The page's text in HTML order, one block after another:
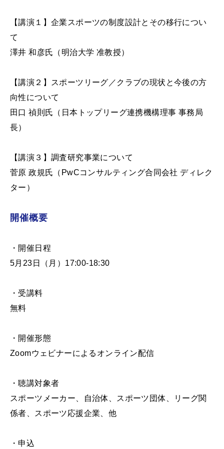
【講演１】企業スポーツの制度設計とその移行につい
て
澤井 和彦氏（明治大学 准教授）
【講演２】スポーツリーグ／クラブの現状と今後の方
向性について
田口 禎則氏（日本トップリーグ連携機構理事 事務局
長）
​​​​​【講演３】調査研究事業について
菅原 政規氏（PwCコンサルティング合同会社 ディレク
ター）
開催概要
・開催日程
5月23日（月）17:00-18:30
・受講料
無料
・開催形態
Zoomウェビナーによるオンライン配信
・聴講対象者
スポーツメーカー、自治体、スポーツ団体、リーグ関
係者、スポーツ応援企業、他
・申込